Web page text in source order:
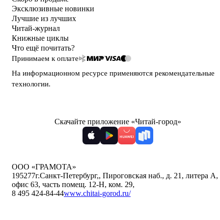
Эксклюзивные новинки
Лучшие из лучших
Читай-журнал
Книжные циклы
Что ещё почитать?
Принимаем к оплате
На информационном ресурсе применяются рекомендательные
технологии.
Скачайте приложение «Читай-город»
ООО «ГРАМОТА»
195277г.Санкт-Петербург,, Пироговская наб., д. 21, литера А,
офис 63, часть помещ. 12-Н, ком. 29,
8 495 424-84-44www.chitai-gorod.ru/